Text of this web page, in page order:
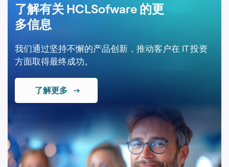
了解有关 HCLSofware 的更
多信息
我们通过坚持不懈的产品创新，推动客户在 IT 投资
方面取得最终成功。
了解更多